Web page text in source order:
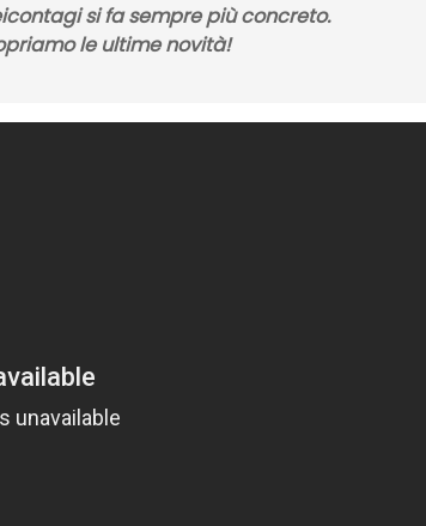
contagisi fa sempre più concreto.
le ultime novità!